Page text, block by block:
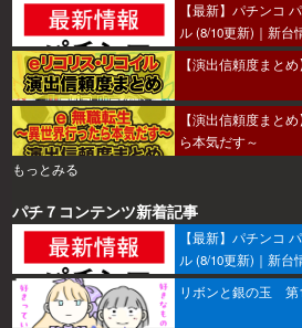
【最新】パチンコ
ル (8/10更新)｜新台
【演出信頼度まと
【演出信頼度まと
ら本気だす～
もっとみる
パチ７コンテンツ新着記事
【最新】パチンコ
ル (8/10更新)｜新台
リボンと銀の玉 第